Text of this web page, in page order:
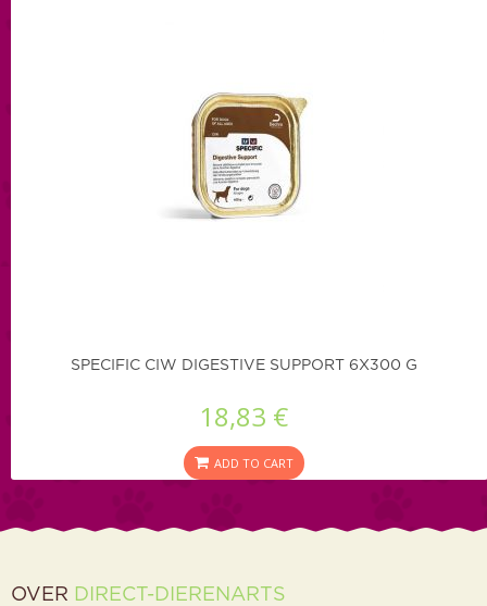
SPECIFIC CIW DIGESTIVE SUPPORT 6X300 G
18,83 €
ADD TO CART
OVER DIRECT-DIERENARTS